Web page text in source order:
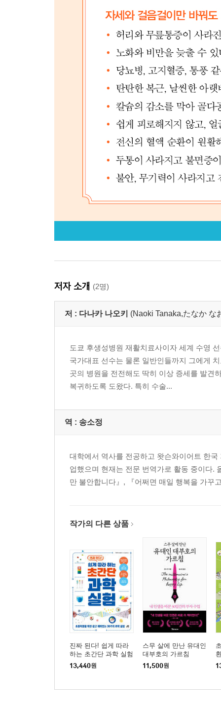
저자 소개 (2명)
저 : 다나카 나오키 (Naoki Tanaka,たなか な
도쿄 후생성병원 재활치료사이자 세계 수영
국가대표 선수는 물론 일반인들까지 그에게
곳의 병원을 전전해도 딱히 이상 증세를 발견
복귀하도록 도왔다. 특히 수술...
역 : 송소정
대학에서 역사를 전공하고 왓슨와이어트 한
업했으며 현재는 전문 번역가로 활동 중이다.
만 불안합니다』, 『어쩌면 매일 행복을 가꾸
작가의 다른 상품
진짜 된다! 쉽게 따라
하는 초간단 과학 실험
13,440원
스무 살에 만난 유대인
대부호의 가르침
11,500원